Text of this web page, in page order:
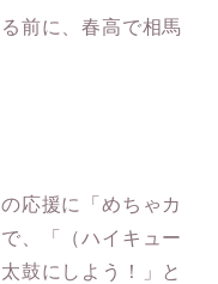
前に、春高で相馬
応援に「めちゃカ
、「（ハイキュー
鼓にしよう！」と